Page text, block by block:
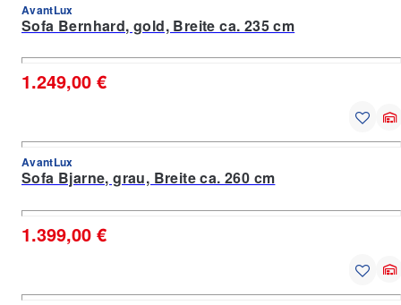
AvantLux
Sofa Bernhard, gold, Breite ca. 235 cm
1.249,00 €
AvantLux
Sofa Bjarne, grau, Breite ca. 260 cm
1.399,00 €